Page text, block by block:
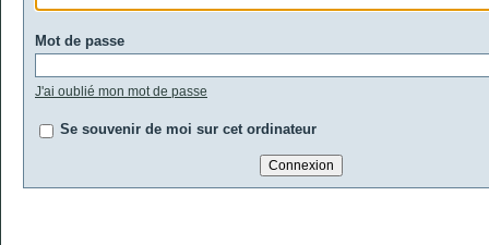
Mot de passe
J'ai oublié mon mot de passe
Se souvenir de moi sur cet ordinateur